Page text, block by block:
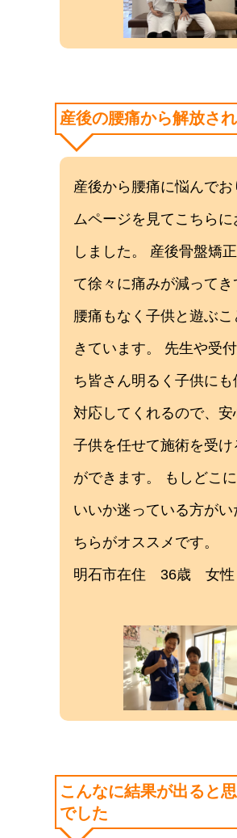
産後の腰痛から解放さ
産後から腰痛に悩んでお
ムページを見てこちらに
しました。 産後骨盤矯
て徐々に痛みが減ってき
腰痛もなく子供と遊ぶこ
きています。 先生や受
ち皆さん明るく子供にも
対応してくれるので、安
子供を任せて施術を受け
ができます。 もしどこ
いいか迷っている方がい
ちらがオススメです。
明石市在住 36歳 女
こんなに結果が出ると
でした